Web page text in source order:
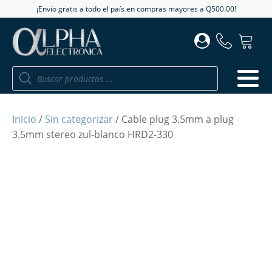
¡Envío gratis a todo el país en compras mayores a Q500.00!
Búsqueda
productos
Inicio / Sin categorizar/ Cable plug 3.5mm a plug
3.5mm stereo zul-blanco HRD2-330